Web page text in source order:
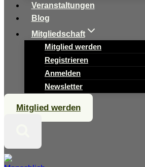
Veranstaltungen
Blog
Mitgliedschaft
Mitglied werden
Registrieren
Anmelden
Newsletter
Mitglied werden